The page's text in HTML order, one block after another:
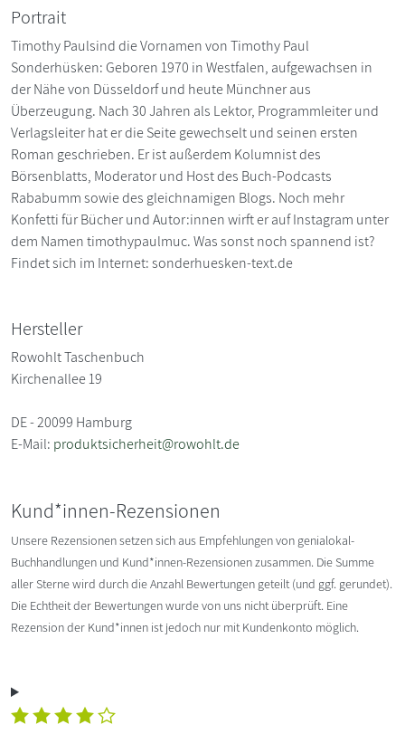
Portrait
Timothy Paulsind die Vornamen von Timothy Paul
Sonderhüsken: Geboren 1970 in Westfalen, aufgewachsen in
der Nähe von Düsseldorf und heute Münchner aus
Überzeugung. Nach 30 Jahren als Lektor, Programmleiter und
Verlagsleiter hat er die Seite gewechselt und seinen ersten
Roman geschrieben. Er ist außerdem Kolumnist des
Börsenblatts, Moderator und Host des Buch-Podcasts
Rababumm sowie des gleichnamigen Blogs. Noch mehr
Konfetti für Bücher und Autor:innen wirft er auf Instagram unter
dem Namen timothypaulmuc. Was sonst noch spannend ist?
Findet sich im Internet: sonderhuesken-text.de
Hersteller
Rowohlt Taschenbuch
Kirchenallee 19
DE - 20099 Hamburg
E-Mail: produktsicherheit@rowohlt.de
Kund*innen-Rezensionen
Unsere Rezensionen setzen sich aus Empfehlungen von genialokal-
Buchhandlungen und Kund*innen-Rezensionen zusammen. Die Summe
aller Sterne wird durch die Anzahl Bewertungen geteilt (und ggf. gerundet).
Die Echtheit der Bewertungen wurde von uns nicht überprüft. Eine
Rezension der Kund*innen ist jedoch nur mit Kundenkonto möglich.